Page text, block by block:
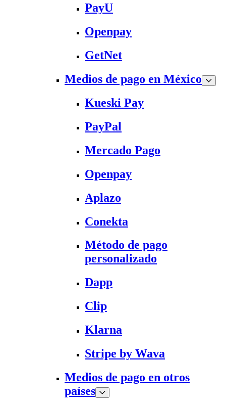
PayU
Openpay
GetNet
Medios de pago en México
Kueski Pay
PayPal
Mercado Pago
Openpay
Aplazo
Conekta
Método de pago
personalizado
Dapp
Clip
Klarna
Stripe by Wava
Medios de pago en otros
países